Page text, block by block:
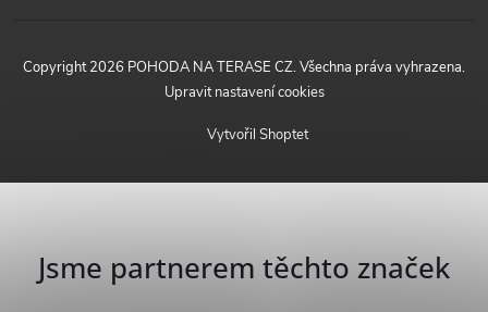
Vytvořil Shoptet
Copyright 2026 POHODA NA TERASE CZ. Všechna práva vyhrazena.
Upravit nastavení cookies
Jsme partnerem těchto značek